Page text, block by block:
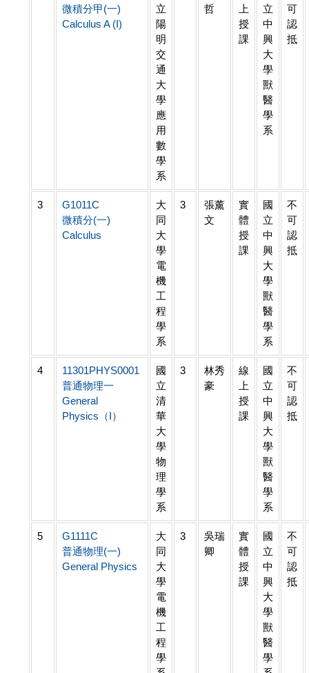
微積分甲(一)
Calculus A (I)
立
陽
明
交
通
大
學
應
用
數
學
系
哲
上
授
課
立
中
興
大
學
獸
醫
學
系
可
認
抵
3
G1011C
微積分(一)
Calculus
大
同
大
學
電
機
工
程
學
系
3
張薰
文
實
體
授
課
國
立
中
興
大
學
獸
醫
學
系
不
可
認
抵
4
11301PHYS0001
普通物理一
General
Physics（I）
國
立
清
華
大
學
物
理
學
系
3
林秀
豪
線
上
授
課
國
立
中
興
大
學
獸
醫
學
系
不
可
認
抵
5
G1111C
普通物理(一)
General Physics
大
同
大
學
電
機
工
程
學
3
吳瑞
卿
實
體
授
課
國
立
中
興
大
學
獸
醫
學
不
可
認
抵